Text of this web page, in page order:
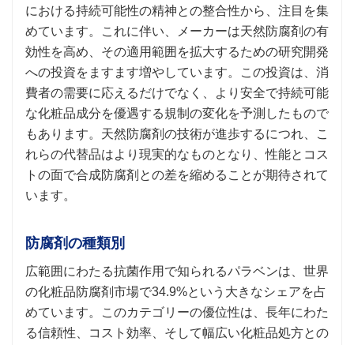
における持続可能性の精神との整合性から、注目を集
めています。これに伴い、メーカーは天然防腐剤の有
効性を高め、その適用範囲を拡大するための研究開発
への投資をますます増やしています。この投資は、消
費者の需要に応えるだけでなく、より安全で持続可能
な化粧品成分を優遇する規制の変化を予測したもので
もあります。天然防腐剤の技術が進歩するにつれ、こ
れらの代替品はより現実的なものとなり、性能とコス
トの面で合成防腐剤との差を縮めることが期待されて
います。
防腐剤の種類別
広範囲にわたる抗菌作用で知られるパラベンは、世界
の化粧品防腐剤市場で34.9%という大きなシェアを占
めています。このカテゴリーの優位性は、長年にわた
る信頼性、コスト効率、そして幅広い化粧品処方との